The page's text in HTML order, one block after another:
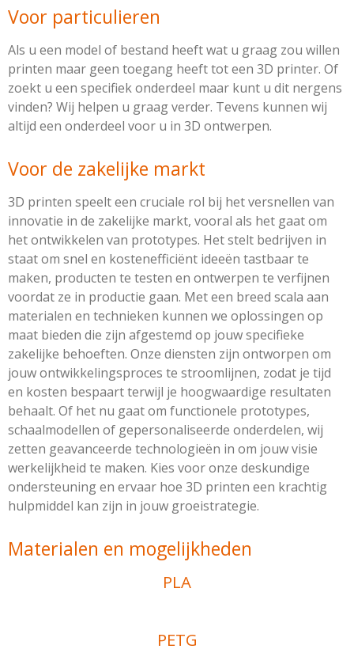
Voor particulieren
Als u een model of bestand heeft wat u graag zou willen
printen maar geen toegang heeft tot een 3D printer. Of
zoekt u een specifiek onderdeel maar kunt u dit nergens
vinden? Wij helpen u graag verder. Tevens kunnen wij
altijd een onderdeel voor u in 3D ontwerpen.
Voor de zakelijke markt
3D printen speelt een cruciale rol bij het versnellen van
innovatie in de zakelijke markt, vooral als het gaat om
het ontwikkelen van prototypes. Het stelt bedrijven in
staat om snel en kostenefficiënt ideeën tastbaar te
maken, producten te testen en ontwerpen te verfijnen
voordat ze in productie gaan. Met een breed scala aan
materialen en technieken kunnen we oplossingen op
maat bieden die zijn afgestemd op jouw specifieke
zakelijke behoeften. Onze diensten zijn ontworpen om
jouw ontwikkelingsproces te stroomlijnen, zodat je tijd
en kosten bespaart terwijl je hoogwaardige resultaten
behaalt. Of het nu gaat om functionele prototypes,
schaalmodellen of gepersonaliseerde onderdelen, wij
zetten geavanceerde technologieën in om jouw visie
werkelijkheid te maken. Kies voor onze deskundige
ondersteuning en ervaar hoe 3D printen een krachtig
hulpmiddel kan zijn in jouw groeistrategie.
Materialen en mogelijkheden
PLA
PETG